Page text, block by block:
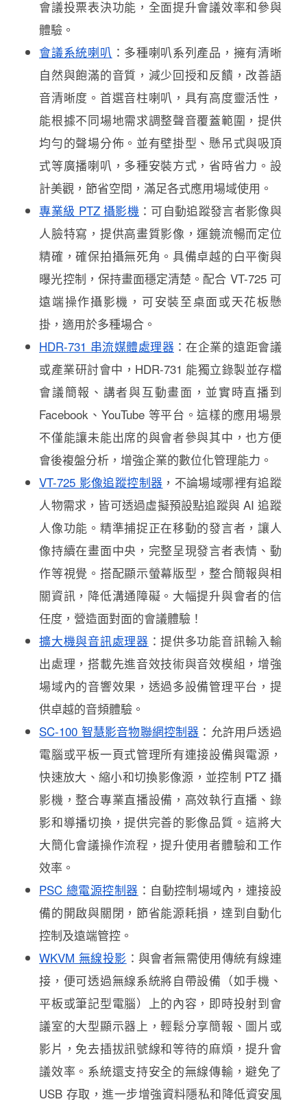
會議投票表決功能，全面提升會議效率和參與
體驗。
會議系統喇叭 ：多種喇叭系列產品，擁有清晰
自然與飽滿的音質，減少回授和反饋，改善語
音清晰度。首選音柱喇叭，具有高度靈活性，
能根據不同場地需求調整聲音覆蓋範圍，提供
均勻的聲場分佈。並有壁掛型、懸吊式與吸頂
式等廣播喇叭，多種安裝方式，省時省力。設
計美觀，節省空間，滿足各式應用場域使用。
專業級 PTZ 攝影機 ：可自動追蹤發言者影像與
人臉特寫，提供高畫質影像，運鏡流暢而定位
精確，確保拍攝無死角。具備卓越的白平衡與
曝光控制，保持畫面穩定清楚。配合 VT-725 可
遠端操作攝影機，可安裝至桌面或天花板懸
掛，適用於多種場合。
HDR-731 串流媒體處理器 ：在企業的遠距會議
或產業研討會中，HDR-731 能獨立錄製並存檔
會議簡報、講者與互動畫面，並實時直播到
Facebook、YouTube 等平台。這樣的應用場景
不僅能讓未能出席的與會者參與其中，也方便
會後複盤分析，增強企業的數位化管理能力。
VT-725 影像追蹤控制器 ，不論場域哪裡有追蹤
人物需求，皆可透過虛擬預設點追蹤與 AI 追蹤
人像功能。精準捕捉正在移動的發言者，讓人
像持續在畫面中央，完整呈現發言者表情、動
作等視覺。搭配顯示螢幕版型，整合簡報與相
關資訊，降低溝通障礙。大幅提升與會者的信
任度，營造面對面的會議體驗！
擴大機與音訊處理器 ：提供多功能音訊輸入輸
出處理，搭載先進音效技術與音效模組，增強
場域內的音響效果，透過多設備管理平台，提
供卓越的音頻體驗。
SC-100 智慧影音物聯網控制器 ：允許用戶透過
電腦或平板一頁式管理所有連接設備與電源，
快速放大、縮小和切換影像源，並控制 PTZ 攝
影機，整合專業直播設備，高效執行直播、錄
影和導播切換，提供完善的影像品質。這將大
大簡化會議操作流程，提升使用者體驗和工作
效率。
PSC 總電源控制器 ：自動控制場域內，連接設
備的開啟與關閉，節省能源耗損，達到自動化
控制及遠端管控。
WKVM 無線投影 ：與會者無需使用傳統有線連
接，便可透過無線系統將自帶設備（如手機、
平板或筆記型電腦）上的內容，即時投射到會
議室的大型顯示器上，輕鬆分享簡報、圖片或
影片，免去插拔訊號線和等待的麻煩，提升會
議效率。系統還支持安全的無線傳輸，避免了
USB 存取，進一步增強資料隱私和降低資安風